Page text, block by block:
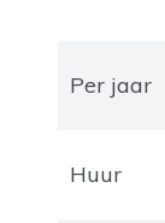
Per jaar
Huur